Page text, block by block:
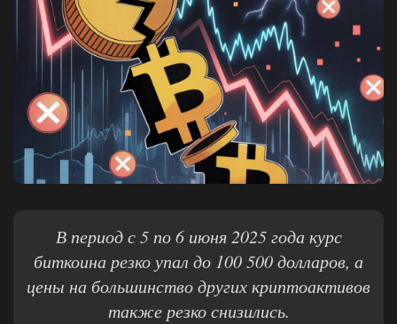
В период с 5 по 6 июня 2025 года курс
биткоина резко упал до 100 500 долларов, а
цены на большинство других криптоактивов
также резко снизились.